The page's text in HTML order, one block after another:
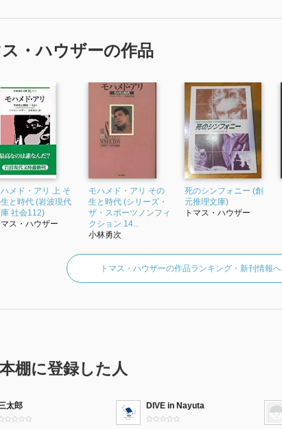
ス・ハウザーの作品
メド・アリ 上 そ
と時代 (岩波現代
社会112)
マス・ハウザー
モハメド・アリ その
生と時代 (シリーズ・
ザ・スポーツノンフィ
クション 14...
小林勇次
死のシンフォニー (創
元推理文庫)
トマス・ハウザー
トマス・ハウザーの作品ランキング・新刊情報へ
棚に登録した人
太郎 DIVE in Nayuta